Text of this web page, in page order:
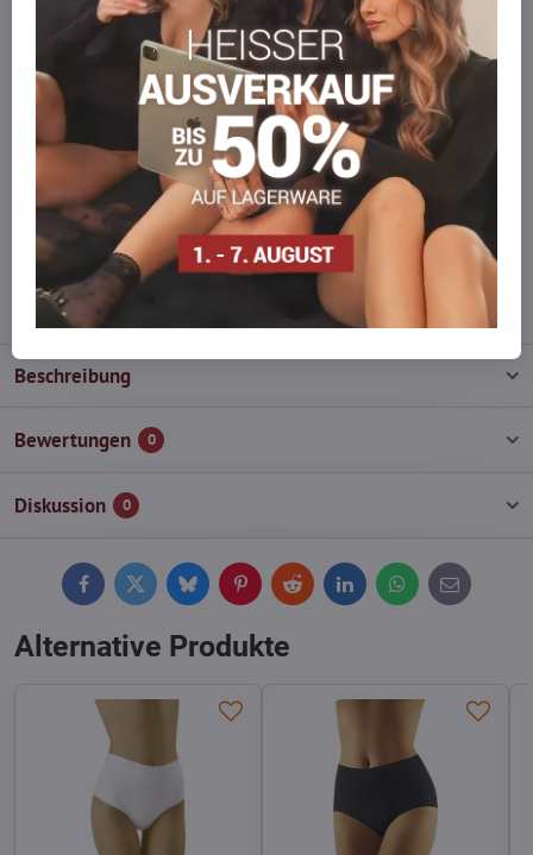
Werden Sie Teil von everlady
Werden Sie Teil von everlady und genießen Sie einen 5 %
Mitgliedervorteilbei jedem Einkauf.
Der Vorteil wird automatisch im Warenkorb angewendet.
Möchten Sie mehr bestellen, als wir
auf Lager haben?
Zögern Sie nicht, uns zu kontaktieren, wir füllen die Ware für Sie
wieder auf!
info​@everlady​.eu
Beschreibung
Bewertungen 0
Diskussion 0
FacebookTwitterBlueskyPinterestReddit LinkedInWhatsApp
E-
mail
Alternative Produkte